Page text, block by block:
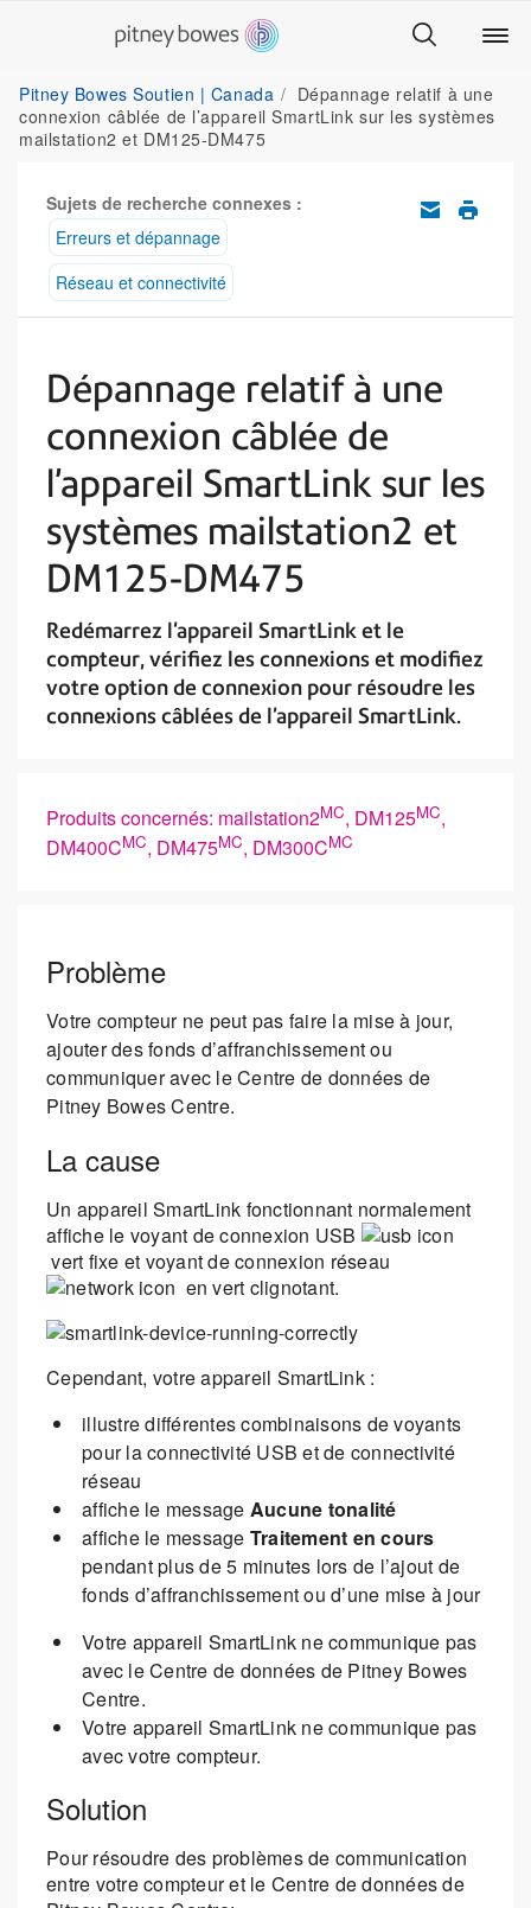
Pitney Bowes Soutien | Canada
Dépannage relatif à une
connexion câblée de l’appareil SmartLink sur les systèmes
mailstation2 et DM125-DM475
Sujets de recherche connexes :
Erreurs et dépannage
Réseau et connectivité
Dépannage relatif à une
connexion câblée de
l’appareil SmartLink sur les
systèmes mailstation2 et
DM125-DM475
Redémarrez l'appareil SmartLink et le
compteur, vérifiez les connexions et modifiez
votre option de connexion pour résoudre les
connexions câblées de l’appareil SmartLink.
Produits concernés: mailstation2MC, DM125MC,
DM400CMC, DM475MC, DM300CMC
Problème
Votre compteur ne peut pas faire la mise à jour,
ajouter des fonds d’affranchissement ou
communiquer avec le Centre de données de
Pitney Bowes Centre.
La cause
Un appareil SmartLink fonctionnant normalement
affiche le voyant de connexion USB
vert fixe et voyant de connexion réseau
en vert clignotant.
Cependant, votre appareil SmartLink :
illustre différentes combinaisons de voyants
pour la connectivité USB et de connectivité
réseau
affiche le message Aucune tonalité
affiche le message Traitement en cours
pendant plus de 5 minutes lors de l’ajout de
fonds d’affranchissement ou d’une mise à jour
Votre appareil SmartLink ne communique pas
avec le Centre de données de Pitney Bowes
Centre.
Votre appareil SmartLink ne communique pas
avec votre compteur.
Solution
Pour résoudre des problèmes de communication
entre votre compteur et le Centre de données de